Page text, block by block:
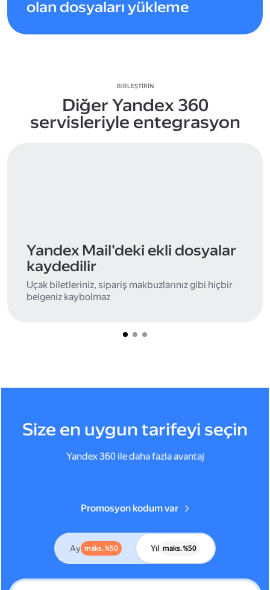
olan dosyaları yükleme
BIRLEŞTIRIN
Diğer Yandex 360
servisleriyle entegrasyon
Yandex Mail'deki ekli dosyalar
kaydedilir
Uçak biletleriniz, sipariş makbuzlarınız gibi hiçbir
belgeniz kaybolmaz
Size en uygun tarifeyi seçin
Yandex 360 ile daha fazla avantaj
Promosyon kodum var
Ay maks. %50 Yıl maks. %50